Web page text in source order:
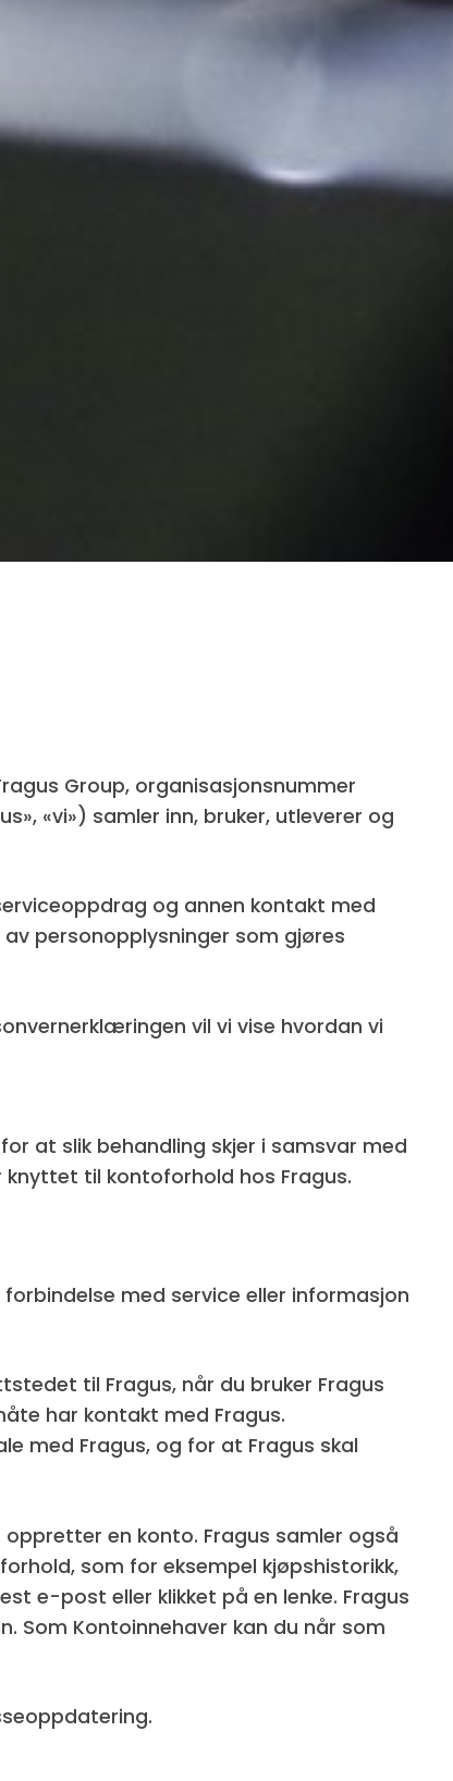
Group, organisasjonsnummer
«vi») samler inn, bruker, utleverer og
og annen kontakt med
personopplysninger som gjøres
vil vi vise hvordan vi
at slik behandling skjer i samsvar med
til kontoforhold hos Fragus.
med service eller informasjon
til Fragus, når du bruker Fragus
har kontakt med Fragus.
med Fragus, og for at Fragus skal
en konto. Fragus samler også
som for eksempel kjøpshistorikk,
e-post eller klikket på en lenke. Fragus
Som Kontoinnehaver kan du når som